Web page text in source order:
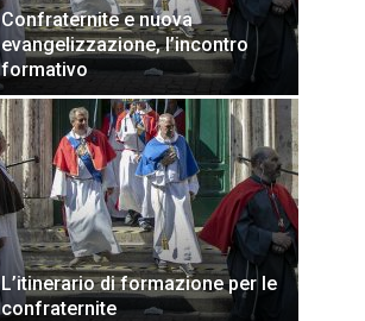
Confraternite e nuova
evangelizzazione, l’incontro
formativo
L’itinerario di formazione per le
confraternite